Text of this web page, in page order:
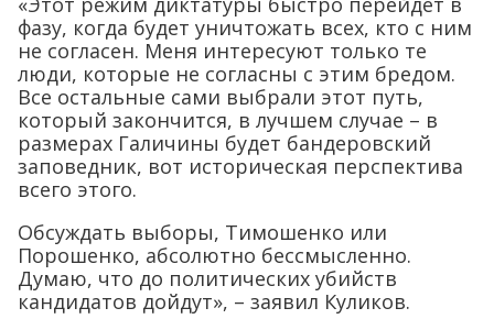
фазу, когда будет уничтожать всех, кто с ним
не согласен. Меня интересуют только те
люди, которые не согласны с этим бредом.
Все остальные сами выбрали этот путь,
который закончится, в лучшем случае – в
размерах Галичины будет бандеровский
заповедник, вот историческая перспектива
всего этого.
Обсуждать выборы, Тимошенко или
Порошенко, абсолютно бессмысленно.
Думаю, что до политических убийств
кандидатов дойдут», – заявил Куликов.